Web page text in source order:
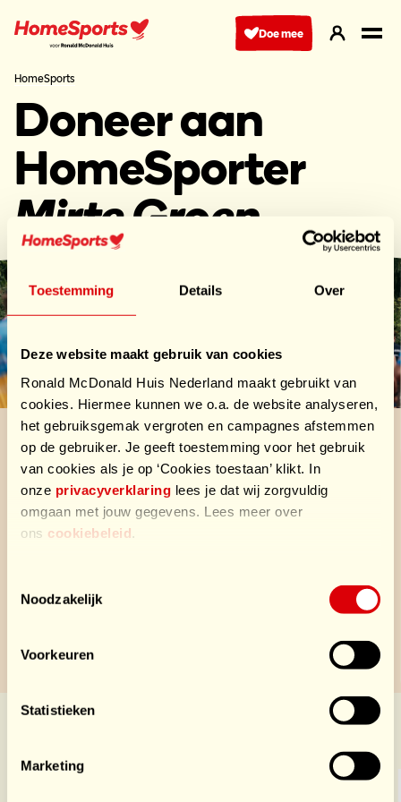
Toestemming Details Over
Deze website maakt gebruik van cookies
Ronald McDonald Huis Nederland maakt gebruikt van
cookies. Hiermee kunnen we o.a. de website analyseren,
het gebruiksgemak vergroten en campagnes afstemmen
op de gebruiker. Je geeft toestemming voor het gebruik
van cookies als je op ‘Cookies toestaan’ klikt. In
onze privacyverklaring lees je dat wij zorgvuldig
omgaan met jouw gegevens. Lees meer over
ons cookiebeleid
Noodzakelijk
Voorkeuren
Statistieken
Marketing
naar
hoofdnavigatie
Doe mee
HomeSports
Doneer aan
HomeSporter
Mirte Groen
Door een team(lid) of het peloton te sponsoren, zorg je
ervoor dat zieke en zorgintensieve kinderen hun
familie altijd dichtbij hebben. Dank voor jouw donatie!
Velden met een * zijn verplicht.
Sponsors HomeSports